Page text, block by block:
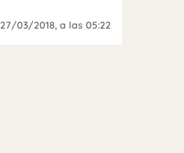
27/03/2018, a las 05:22